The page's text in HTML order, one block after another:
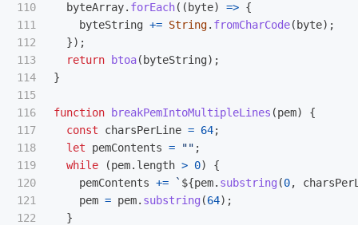
110
111
112
113
114
115
116
117
118
119
120
121
122
byteArray. forEach(( byte) => {
byteString += String. fromCharCode( byte);
});
return
btoa( byteString);
}
function breakPemIntoMultipleLines (pem)
{
const
charsPerLine = 64;
let
pemContents = "" ;
while
(pem. length > 0)
{
pemContents += ` ${pem. substring (0,
pem = pem. substring (64);
}